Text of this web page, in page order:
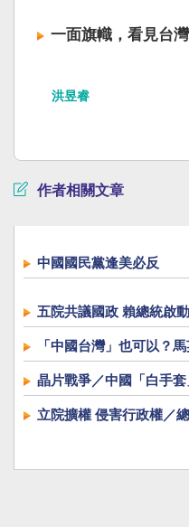
一面旗幟，看見台
洪昱睿
作者相關文章
中國國民黨逢美必反
五院共議國政 賴總統啟
「中國台灣」也可以？
晶片戰爭／中國「白手
立院擴權 侵害行政權／